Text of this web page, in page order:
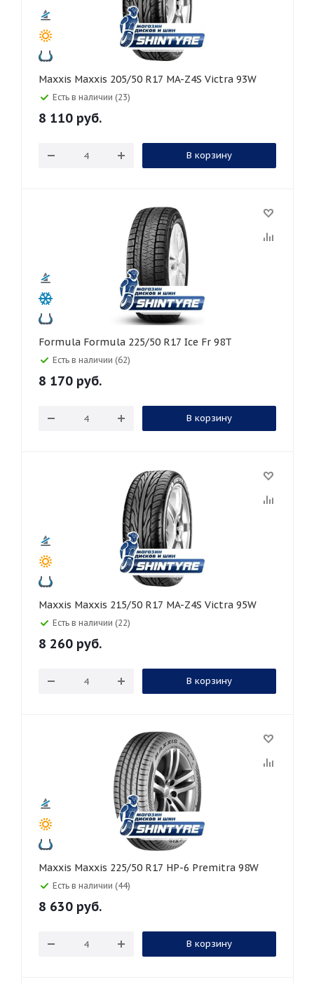
Maxxis Maxxis 205/50 R17 MA-Z4S Victra 93W
Есть в наличии (23)
8 110 руб.
В корзину
Formula Formula 225/50 R17 Ice Fr 98T
Есть в наличии (62)
8 170 руб.
В корзину
Maxxis Maxxis 215/50 R17 MA-Z4S Victra 95W
Есть в наличии (22)
8 260 руб.
В корзину
Maxxis Maxxis 225/50 R17 HP-6 Premitra 98W
Есть в наличии (44)
8 630 руб.
В корзину